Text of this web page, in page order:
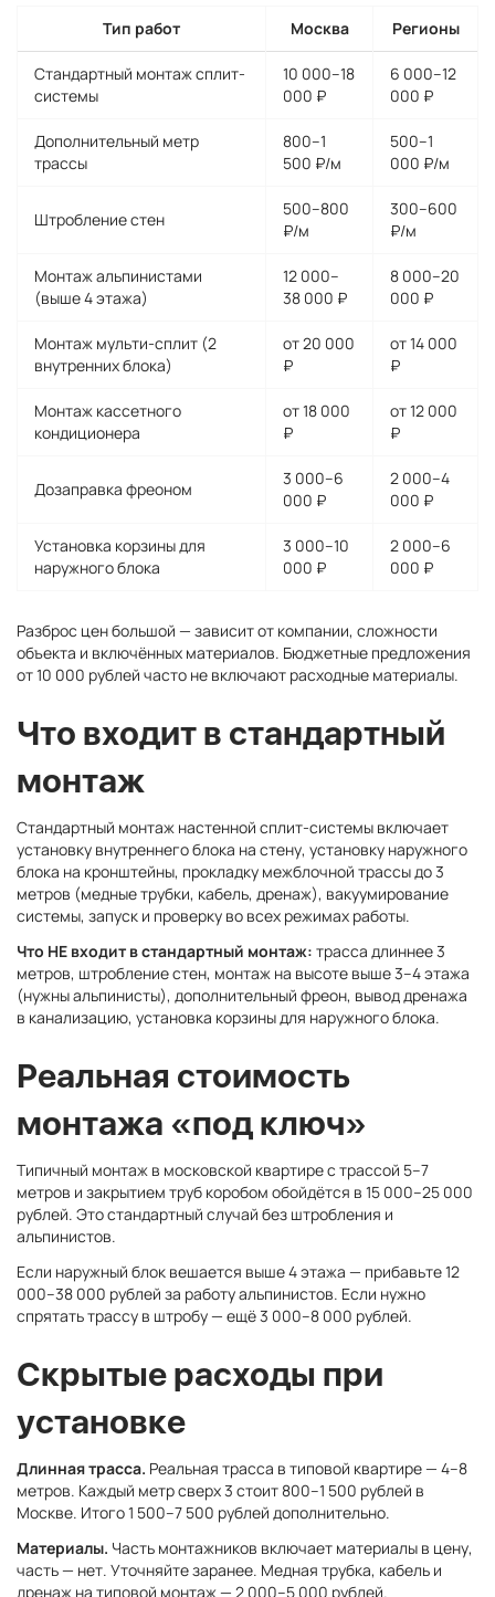
Тип работ Москва Регионы
Стандартный монтаж сплит-
системы
10 000–18
000 ₽
6 000–12
000 ₽
Дополнительный метр
трассы
800–1
500 ₽/м
500–1
000 ₽/м
Штробление стен
500–800
₽/м
300–600
₽/м
Монтаж альпинистами
(выше 4 этажа)
12 000–
38 000 ₽
8 000–20
000 ₽
Монтаж мульти-сплит (2
внутренних блока)
от 20 000
₽
от 14 000
₽
Монтаж кассетного
кондиционера
от 18 000
₽
от 12 000
₽
Дозаправка фреоном
3 000–6
000 ₽
2 000–4
000 ₽
Установка корзины для
наружного блока
3 000–10
000 ₽
2 000–6
000 ₽
Разброс цен большой — зависит от компании, сложности
объекта и включённых материалов. Бюджетные предложения
от 10 000 рублей часто не включают расходные материалы.
Что входит в стандартный
монтаж
Стандартный монтаж настенной сплит-системы включает
установку внутреннего блока на стену, установку наружного
блока на кронштейны, прокладку межблочной трассы до 3
метров (медные трубки, кабель, дренаж), вакуумирование
системы, запуск и проверку во всех режимах работы.
Что НЕ входит в стандартный монтаж: трасса длиннее 3
метров, штробление стен, монтаж на высоте выше 3–4 этажа
(нужны альпинисты), дополнительный фреон, вывод дренажа
в канализацию, установка корзины для наружного блока.
Реальная стоимость
монтажа «под ключ»
Типичный монтаж в московской квартире с трассой 5–7
метров и закрытием труб коробом обойдётся в 15 000–25 000
рублей. Это стандартный случай без штробления и
альпинистов.
Если наружный блок вешается выше 4 этажа — прибавьте 12
000–38 000 рублей за работу альпинистов. Если нужно
спрятать трассу в штробу — ещё 3 000–8 000 рублей.
Скрытые расходы при
установке
Длинная трасса. Реальная трасса в типовой квартире — 4–8
метров. Каждый метр сверх 3 стоит 800–1 500 рублей в
Москве. Итого 1 500–7 500 рублей дополнительно.
Материалы. Часть монтажников включает материалы в цену,
часть — нет. Уточняйте заранее. Медная трубка, кабель и
дренаж на типовой монтаж — 2 000–5 000 рублей.